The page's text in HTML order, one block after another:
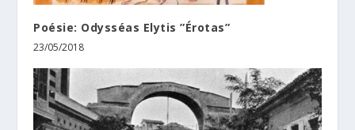
Poésie: Odysséas Elytis ”Érotas”
23/05/2018